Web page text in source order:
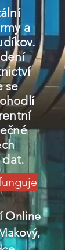
a
se
dat.
Online